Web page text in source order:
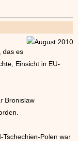
das es
Einsicht in EU-
Bronislaw
Tschechien-Polen war